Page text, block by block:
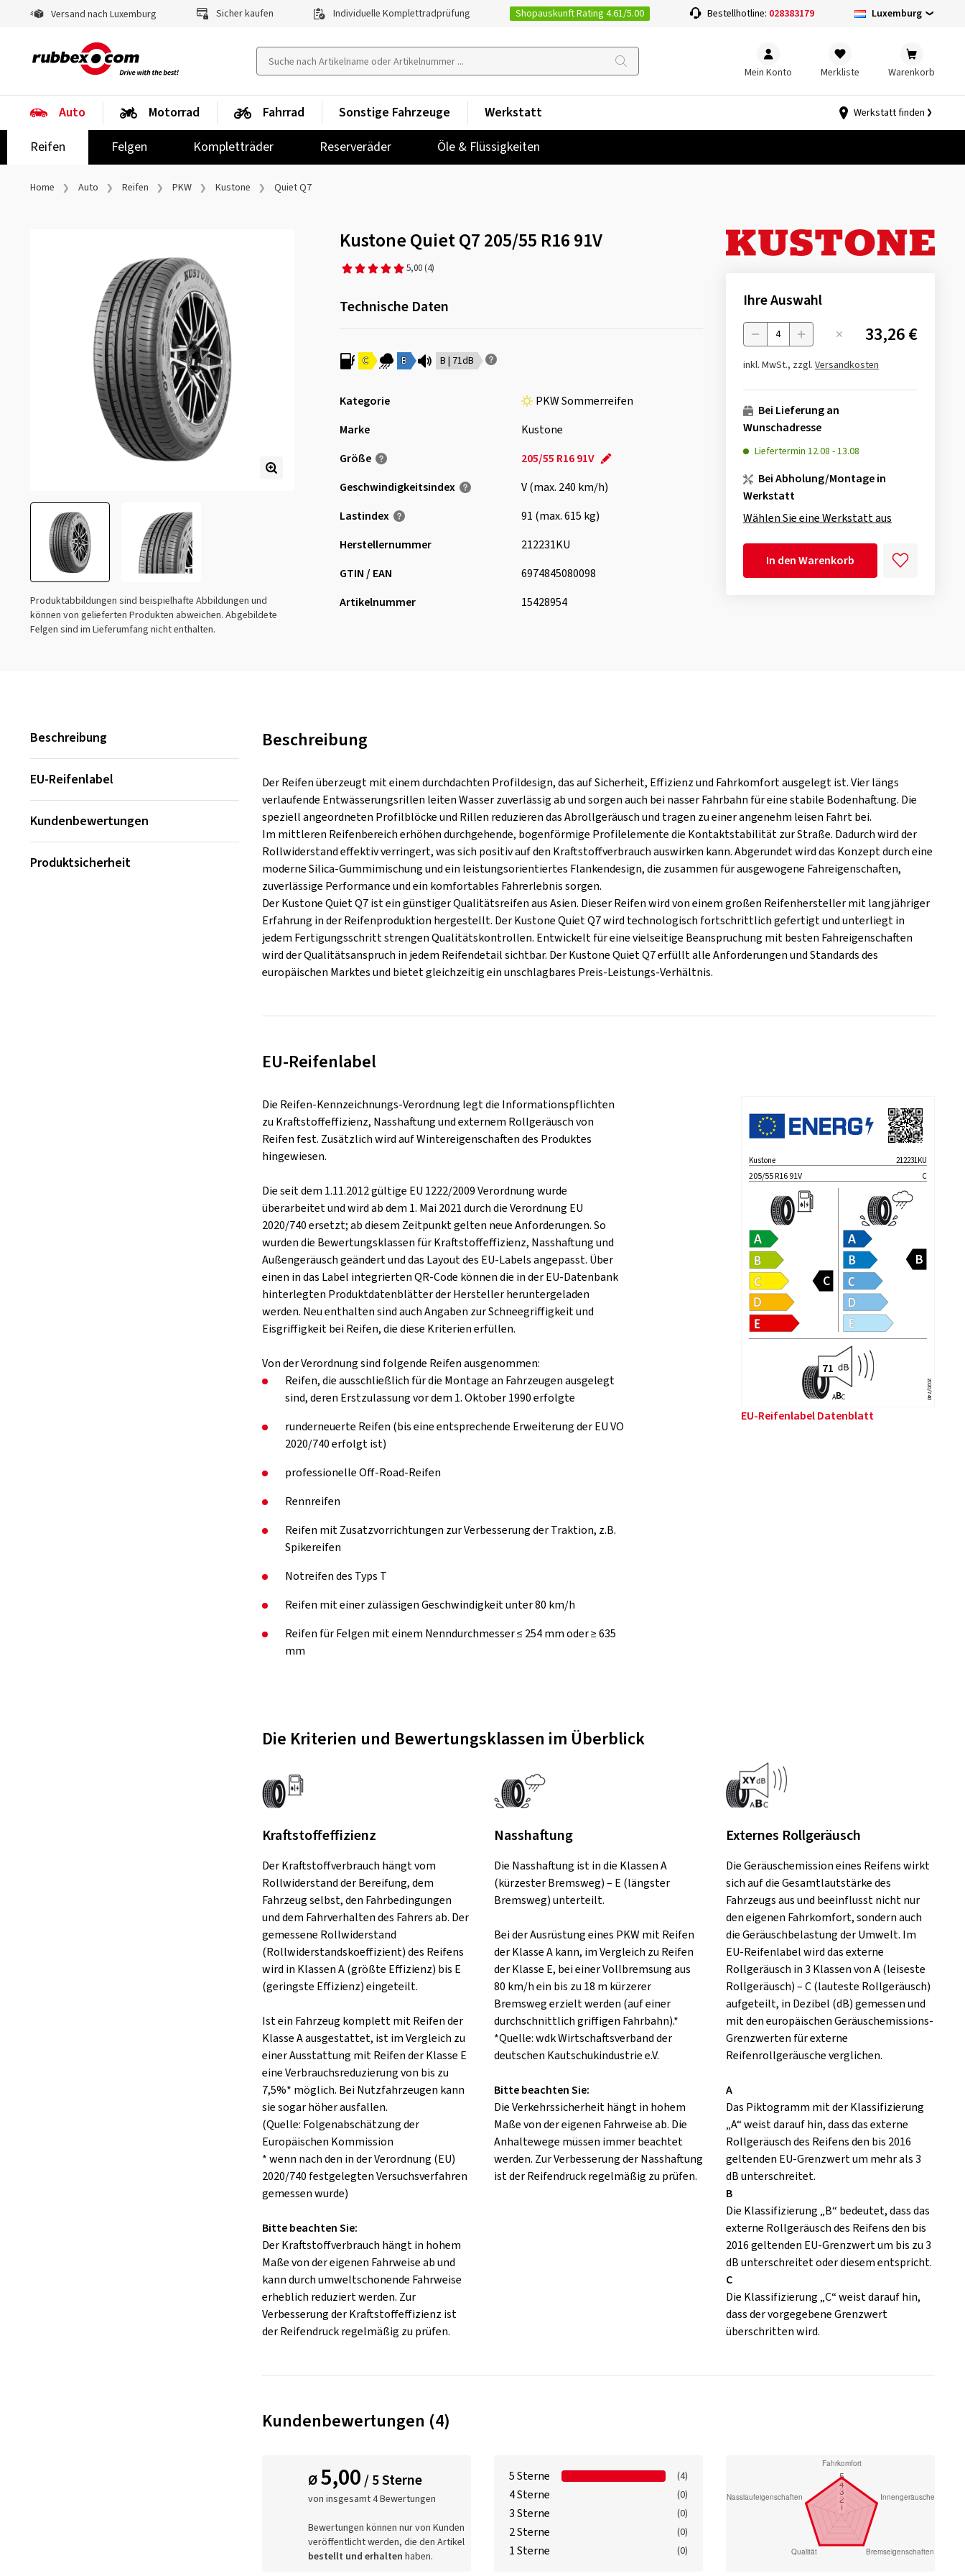
Versand nach Luxemburg Sicher kaufen Individuelle Komplettradprüfung Shopauskunft Rating 4.61/5.00 Bestellhotline: 028383179 Luxemburg
Mein Konto Merkliste Warenkorb
Auto
Reifen
Felgen Kompletträder Reserveräder Öle & Flüssigkeiten
Motorrad Fahrrad Sonstige Fahrzeuge Werkstatt Werkstatt finden
Home Auto Reifen PKW Kustone Quiet Q7
Produktabbildungen sind beispielhafte Abbildungen und
können von gelieferten Produkten abweichen. Abgebildete
Felgen sind im Lieferumfang nicht enthalten.
Kustone Quiet Q7 205/55 R16 91V
5,00 (4)
Technische Daten
C B B | 71dB
Kategorie
PKW Sommerreifen
Marke
Kustone
Größe
205/55 R16 91V
Geschwindigkeits­index
V (max. 240 km/h)
Lastindex
91 (max. 615 kg)
Herstellernummer
212231KU
GTIN / EAN
6974845080098
Artikelnummer
15428954
Ihre Auswahl
Menge 33,26 €
inkl. MwSt., zzgl. Versandkosten
Bei Lieferung an
Wunschadresse
Liefertermin 12.08 -13.08
Bei Abholung/Montage in
Werkstatt
Wählen Sie eine Werkstatt aus
In den Warenkorb
Beschreibung
EU-Reifenlabel
Kundenbewertungen
Produktsicherheit
Beschreibung
Der Reifen überzeugt mit einem durchdachten Profildesign, das auf Sicherheit, Effizienz und Fahrkomfort ausgelegt ist. Vier längs
verlaufende Entwässerungsrillen leiten Wasser zuverlässig ab und sorgen auch bei nasser Fahrbahn für eine stabile Bodenhaftung. Die
speziell angeordneten Profilblöcke und Rillen reduzieren das Abrollgeräusch und tragen zu einer angenehm leisen Fahrt bei.
Im mittleren Reifenbereich erhöhen durchgehende, bogenförmige Profilelemente die Kontaktstabilität zur Straße. Dadurch wird der
Rollwiderstand effektiv verringert, was sich positiv auf den Kraftstoffverbrauch auswirken kann. Abgerundet wird das Konzept durch eine
moderne Silica-Gummimischung und ein leistungsorientiertes Flankendesign, die zusammen für ausgewogene Fahreigenschaften,
zuverlässige Performance und ein komfortables Fahrerlebnis sorgen.
Der Kustone Quiet Q7 ist ein günstiger Qualitätsreifen aus Asien. Dieser Reifen wird von einem großen Reifenhersteller mit langjähriger
Erfahrung in der Reifenproduktion hergestellt. Der Kustone Quiet Q7 wird technologisch fortschrittlich gefertigt und unterliegt in
jedem Fertigungsschritt strengen Qualitätskontrollen. Entwickelt für eine vielseitige Beanspruchung mit besten Fahreigenschaften
wird der Qualitätsanspruch in jedem Reifendetail sichtbar. Der Kustone Quiet Q7 erfüllt alle Anforderungen und Standards des
europäischen Marktes und bietet gleichzeitig ein unschlagbares Preis-Leistungs-Verhältnis.
EU-Reifenlabel
Die Reifen-Kennzeichnungs-Verordnung legt die Informationspflichten
zu Kraftstoffeffizienz, Nasshaftung und externem Rollgeräusch von
Reifen fest. Zusätzlich wird auf Wintereigenschaften des Produktes
hingewiesen.
Die seit dem 1.11.2012 gültige EU 1222/2009 Verordnung wurde
überarbeitet und wird ab dem 1. Mai 2021 durch die Verordnung EU
2020/740 ersetzt; ab diesem Zeitpunkt gelten neue Anforderungen. So
wurden die Bewertungsklassen für Kraftstoffeffizienz, Nasshaftung und
Außengeräusch geändert und das Layout des EU-Labels angepasst. Über
einen in das Label integrierten QR-Code können die in der EU-Datenbank
hinterlegten Produktdatenblätter der Hersteller heruntergeladen
werden. Neu enthalten sind auch Angaben zur Schneegriffigkeit und
Eisgriffigkeit bei Reifen, die diese Kriterien erfüllen.
Von der Verordnung sind folgende Reifen ausgenommen:
Reifen, die ausschließlich für die Montage an Fahrzeugen ausgelegt
sind, deren Erstzulassung vor dem 1. Oktober 1990 erfolgte
runderneuerte Reifen (bis eine entsprechende Erweiterung der EU VO
2020/740 erfolgt ist)
professionelle Off-Road-Reifen
Rennreifen
Reifen mit Zusatzvorrichtungen zur Verbesserung der Traktion, z.B.
Spikereifen
Notreifen des Typs T
Reifen mit einer zulässigen Geschwindigkeit unter 80 km/h
Reifen für Felgen mit einem Nenndurchmesser ≤ 254 mm oder ≥ 635
mm
Kustone 212231KU
205/55 R16 91V C
ABC 2020/740
EU-Reifenlabel Datenblatt
Die Kriterien und Bewertungsklassen im Überblick
Kraftstoffeffizienz
Der Kraftstoffverbrauch hängt vom
Rollwiderstand der Bereifung, dem
Fahrzeug selbst, den Fahrbedingungen
und dem Fahrverhalten des Fahrers ab. Der
gemessene Rollwiderstand
(Rollwiderstandskoeffizient) des Reifens
wird in Klassen A (größte Effizienz) bis E
(geringste Effizienz) eingeteilt.
Ist ein Fahrzeug komplett mit Reifen der
Klasse A ausgestattet, ist im Vergleich zu
einer Ausstattung mit Reifen der Klasse E
eine Verbrauchsreduzierung von bis zu
7,5%* möglich. Bei Nutzfahrzeugen kann
sie sogar höher ausfallen.
(Quelle: Folgenabschätzung der
Europäischen Kommission
* wenn nach den in der Verordnung (EU)
2020/740 festgelegten Versuchsverfahren
gemessen wurde)
Bitte beachten Sie:
Der Kraftstoffverbrauch hängt in hohem
Maße von der eigenen Fahrweise ab und
kann durch umweltschonende Fahrweise
erheblich reduziert werden. Zur
Verbesserung der Kraftstoffeffizienz ist
der Reifendruck regelmäßig zu prüfen.
Nasshaftung
Die Nasshaftung ist in die Klassen A
(kürzester Bremsweg) – E (längster
Bremsweg) unterteilt.
Bei der Ausrüstung eines PKW mit Reifen
der Klasse A kann, im Vergleich zu Reifen
der Klasse E, bei einer Vollbremsung aus
80 km/h ein bis zu 18 m kürzerer
Bremsweg erzielt werden (auf einer
durchschnittlich griffigen Fahrbahn).*
*Quelle: wdk Wirtschaftsverband der
deutschen Kautschukindustrie e.V.
Bitte beachten Sie:
Die Verkehrssicherheit hängt in hohem
Maße von der eigenen Fahrweise ab. Die
Anhaltewege müssen immer beachtet
werden. Zur Verbesserung der Nasshaftung
ist der Reifendruck regelmäßig zu prüfen.
Externes Rollgeräusch
Die Geräuschemission eines Reifens wirkt
sich auf die Gesamtlautstärke des
Fahrzeugs aus und beeinflusst nicht nur
den eigenen Fahrkomfort, sondern auch
die Geräuschbelastung der Umwelt. Im
EU-Reifenlabel wird das externe
Rollgeräusch in 3 Klassen von A (leiseste
Rollgeräusch) – C (lauteste Rollgeräusch)
aufgeteilt, in Dezibel (dB) gemessen und
mit den europäischen Geräuschemissions-
Grenzwerten für externe
Reifenrollgeräusche verglichen.
A
Das Piktogramm mit der Klassifizierung
„A“ weist darauf hin, dass das externe
Rollgeräusch des Reifens den bis 2016
geltenden EU-Grenzwert um mehr als 3
dB unterschreitet.
B
Die Klassifizierung „B“ bedeutet, dass das
externe Rollgeräusch des Reifens den bis
2016 geltenden EU-Grenzwert um bis zu 3
dB unterschreitet oder diesem entspricht.
C
Die Klassifizierung „C“ weist darauf hin,
dass der vorgegebene Grenzwert
überschritten wird.
Kundenbewertungen (4)
Ø5,00/ 5 Sterne
von insgesamt 4 Bewertungen
Bewertungen können nur von Kunden
veröffentlicht werden, die den Artikel
bestellt und erhalten haben.
5 Sterne (4)
4 Sterne (0)
3 Sterne (0)
2 Sterne (0)
1 Sterne (0)